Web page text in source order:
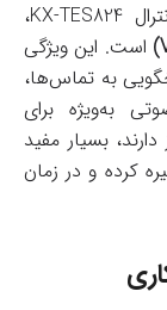
یکی دیگر از امکانات کاربردی دستگاه سانترال KX-TES824،
است. این ویژگی
به تماس‌ها،
به‌ویژه برای
۲۴ ساعته نیاز دارند، بسیار مفید
کرده و در زمان